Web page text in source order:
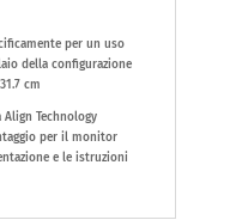
per un uso
della configurazione
cm
Technology
per il monitor
e le istruzioni